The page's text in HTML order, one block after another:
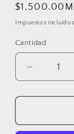
Precio
habitual
Impuestos
Cantidad
Reducir
cantidad
para
SIMONE